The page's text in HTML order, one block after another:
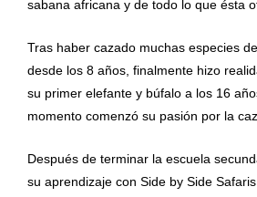
sabana africana y de todo lo que ésta
Tras haber cazado muchas especies
desde los 8 años, finalmente hizo
su primer elefante y búfalo a los 16
momento comenzó su pasión por la
Después de terminar la escuela
su aprendizaje con Side by Side